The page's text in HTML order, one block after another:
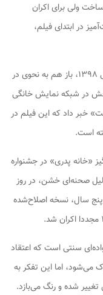
کیانوش عیاری فیلم «خانه پدری» را سال ۱۳۸۹ ساخت ولی برای اکران
در ابتدای فیلم،
این فیلم که پس از چند روز اکران محدود در سال ۱۳۹۸، باز هم به نحوی در
در شبکه نمایش خانگی
خبر داد که این فیلم در
است.
«خانه پدری» در جشنواره
اما به دلیل صحنه‌ای خشن، در روز
سال، نسخه اصلاح‌شده
سنتی است که اعتقاد
می‌شود، اما این تفکر به
شده و رنگ می‌بازد.